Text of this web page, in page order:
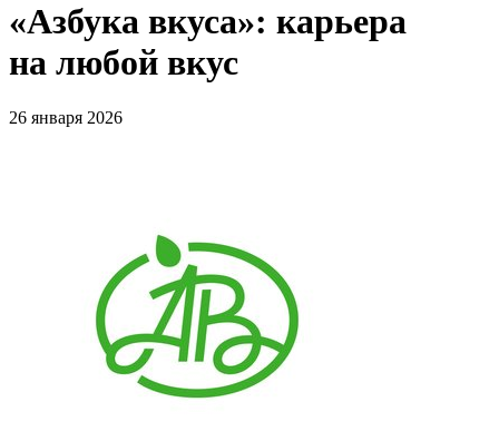
«Азбука вкуса»: карьера
на любой вкус
26 января 2026